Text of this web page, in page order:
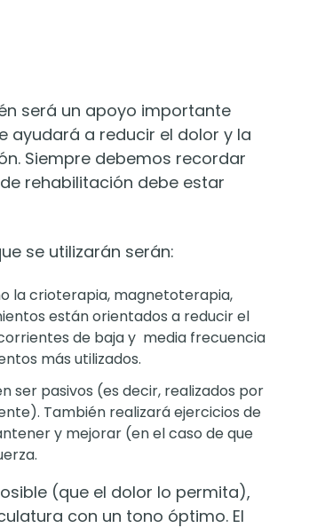
será un apoyo importante
ayudará a reducir el dolor y la
Siempre debemos recordar
rehabilitación debe estar
se utilizarán serán:
la crioterapia, magnetoterapia,
están orientados a reducir el
de baja y media frecuencia
más utilizados.
ser pasivos (es decir, realizados por
También realizará ejercicios de
y mejorar (en el caso de que
(que el dolor lo permita),
con un tono óptimo. El